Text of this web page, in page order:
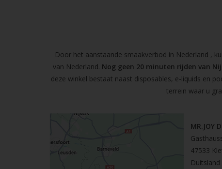
Door het aanstaande smaakverbod in Nederland ,
van Nederland. Nog geen 20 minuten rijden van
deze winkel bestaat naast disposables, e-liquids en
terrein waar u
MR.JOY
47533
Duitsland